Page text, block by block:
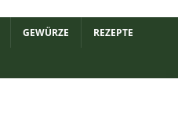
GEWÜRZE REZEPTE